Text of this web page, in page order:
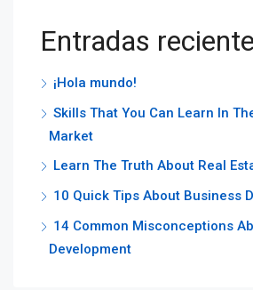
Entradas
¡Hola mundo!
Skills That You Can Learn In
Market
Learn The Truth About Real
10 Quick Tips About Business
14 Common Misconceptions
Development